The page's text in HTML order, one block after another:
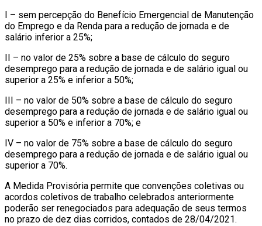
I – sem percepção do Benefício Emergencial de Manutenção
do Emprego e da Renda para a redução de jornada e de
salário inferior a 25%;
II – no valor de 25% sobre a base de cálculo do seguro
desemprego para a redução de jornada e de salário igual ou
superior a 25% e inferior a 50%;
III – no valor de 50% sobre a base de cálculo do seguro
desemprego para a redução de jornada e de salário igual ou
superior a 50% e inferior a 70%; e
IV – no valor de 75% sobre a base de cálculo do seguro
desemprego para a redução de jornada e de salário igual ou
superior a 70%.
A Medida Provisória permite que convenções coletivas ou
acordos coletivos de trabalho celebrados anteriormente
poderão ser renegociados para adequação de seus termos
no prazo de dez dias corridos, contados de 28/04/2021.